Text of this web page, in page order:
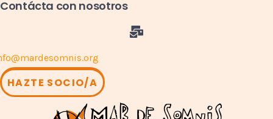
Contácta con nosotros
HAZTE SOCIO/A